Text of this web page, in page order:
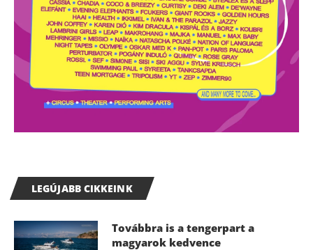
LEGÚJABB CIKKEINK
Továbbra is a tengerpart a
magyarok kedvence